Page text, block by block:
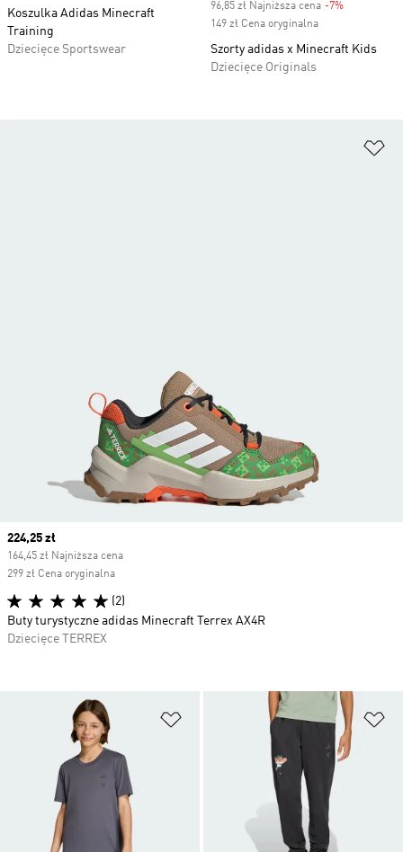
Koszulka Adidas Minecraft
Training
Dziecięce Sportswear
96,85 zł Najniższa cena -7%
149 zł Cena oryginalna
Szorty adidas x Minecraft Kids
Dziecięce Originals
Dodaj do listy życzeń
Current price
224,25 zł
164,45 zł Najniższa cena
299 zł Cena oryginalna
(2)
Buty turystyczne adidas Minecraft Terrex AX4R
Dziecięce TERREX